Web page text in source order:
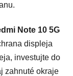
Note 10 5G
displeja
investujte do
zahnuté okraje